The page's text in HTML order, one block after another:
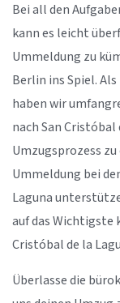
Bei all den
kann es leicht
Ummeldung zu
Berlin ins Spiel.
haben wir
nach San
Umzugsprozess
Ummeldung bei
Laguna
auf das Wichtigste
Cristóbal de la
Überlasse die